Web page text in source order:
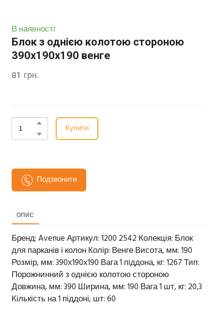
В наявності
Блок з однією колотою стороною
390х190х190 венге
81  грн.
Купити
Подзвонити
ОПИС
Бренд: Avenue Артикул: 1200 2542 Колекція: Блок
для парканів і колон Колір: Венге Висота, мм: 190
Розмір, мм: 390х190х190 Вага 1 піддона, кг: 1267 Тип:
Порожнинний з однією колотою стороною
Довжина, мм: 390 Ширина, мм: 190 Вага 1 шт, кг: 20,3
Кількість на 1 піддоні, шт: 60